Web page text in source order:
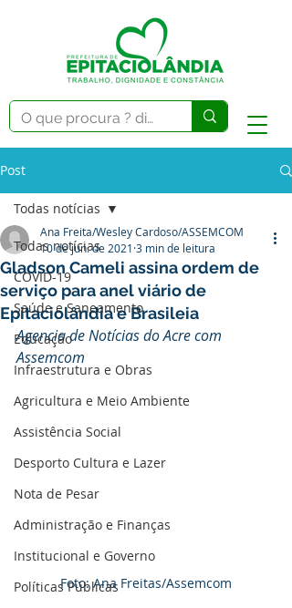
Post
Todas notícias
COVID-19
Saúde e Saneamento
Educação
Infraestrutura e Obras
Agricultura e Meio Ambiente
Assistência Social
Desporto Cultura e Lazer
Nota de Pesar
Administração e Finanças
Institucional e Governo
Políticas Públicas
Todas notícias
Gladson Cameli assina ordem de
serviço para anel viário de
Epitaciolândia e Brasileia
Ana Freita/Wesley Cardoso/ASSEMCOM
10 de jun. de 2021 3 min de leitura
Agencia de Notícias do Acre com
Assemcom
Foto: Ana Freitas/Assemcom